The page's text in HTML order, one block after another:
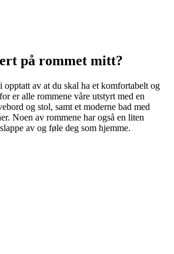
på rommet mitt?
av at du skal ha et komfortabelt og
er alle rommene våre utstyrt med en
og stol, samt et moderne bad med
Noen av rommene har også en liten
av og føle deg som hjemme.